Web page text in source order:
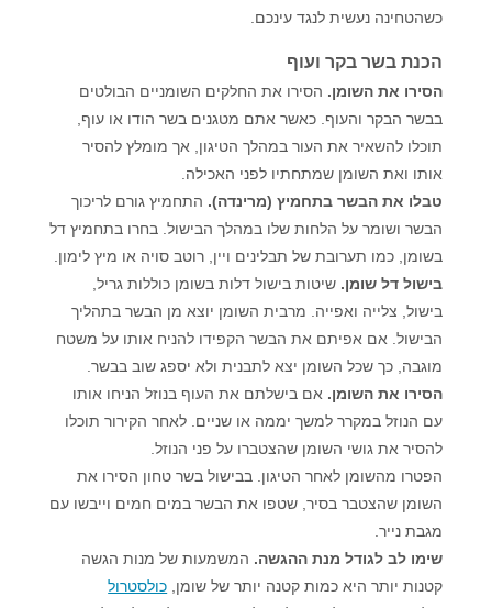
כשהטחינה נעשית לנגד עינכם.
הכנת בשר בקר ועוף
הסירו את השומן. הסירו את החלקים השומניים הבולטים
בבשר הבקר והעוף. כאשר אתם מטגנים בשר הודו או עוף,
תוכלו להשאיר את העור במהלך הטיגון, אך מומלץ להסיר
אותו ואת השומן שמתחתיו לפני האכילה.
טבלו את הבשר בתחמיץ (מרינדה). התחמיץ גורם לריכוך
הבשר ושומר על הלחות שלו במהלך הבישול. בחרו בתחמיץ דל
בשומן, כמו תערובת של תבלינים ויין, רוטב סויה או מיץ לימון.
בישול דל שומן. שיטות בישול דלות בשומן כוללות גריל,
בישול, צלייה ואפייה. מרבית השומן יוצא מן הבשר בתהליך
הבישול. אם אפיתם את הבשר הקפידו להניח אותו על משטח
מוגבה, כך שכל השומן יצא לתבנית ולא יספג שוב בבשר.
הסירו את השומן. אם בישלתם את העוף בנוזל הניחו אותו
עם הנוזל במקרר למשך יממה או שניים. לאחר הקירור תוכלו
להסיר את גושי השומן שהצטברו על פני הנוזל.
הפטרו מהשומן לאחר הטיגון. בבישול בשר טחון הסירו את
השומן שהצטבר בסיר, שטפו את הבשר במים חמים וייבשו עם
מגבת נייר.
שימו לב לגודל מנת ההגשה. המשמעות של מנות הגשה
קטנות יותר היא כמות קטנה יותר של שומן, כולסטרול